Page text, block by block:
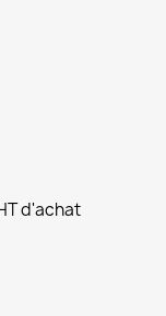
d'achat